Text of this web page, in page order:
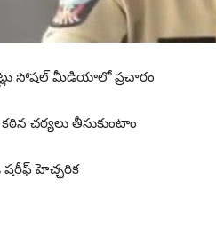
సోషల్ మీడియాలో ప్రచారం
చర్యలు తీసుకుంటాం
షరీఫ్ హెచ్చరిక